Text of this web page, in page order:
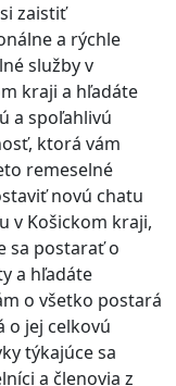
zaistiť
a rýchle
službyv
kraji a hľadáte
a spoľahlivú
ktorá vám
remeselné
novú chatu
v Košickom kraji,
sa postarať o
a hľadáte
o všetko postará
o jej celkovú
týkajúce sa
a členovia z